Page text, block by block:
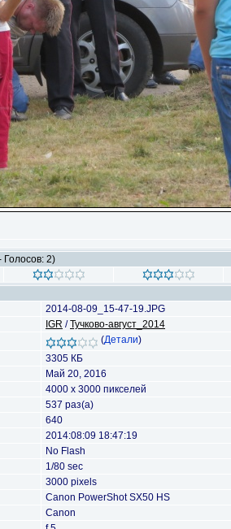
Голосов: 2)
2014-08-09_15-47-19.JPG
IGR /Тучково-август_2014
(Детали)
3305 КБ
Май 20, 2016
4000 x 3000 пикселей
537 раз(а)
640
2014:08:09 18:47:19
No Flash
1/80 sec
3000 pixels
Canon PowerShot SX50 HS
Canon